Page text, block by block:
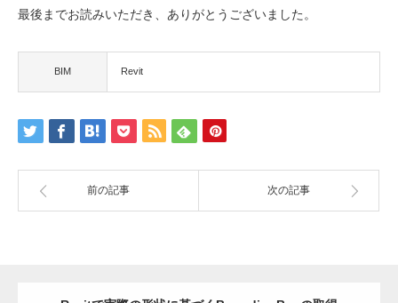
最後までお読みいただき、ありがとうございました。
BIM Revit
前の記事 次の記事